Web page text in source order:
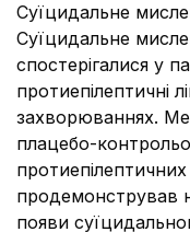
Суїцидальне
Суїцидальне
спостерігалися у
протиепілептичні
захворюваннях.
плацебо-
продемонстрував
появи